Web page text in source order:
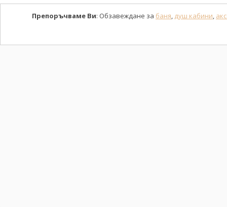
Препоръчваме Ви: Обзавеждане за баня, душ кабини,